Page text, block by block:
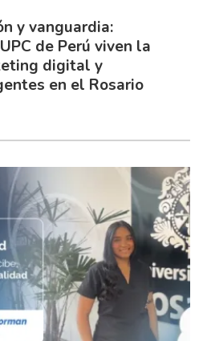
y vanguardia:
de Perú viven la
digital y
en el Rosario